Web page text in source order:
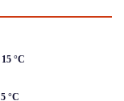
15 °C
5 °C